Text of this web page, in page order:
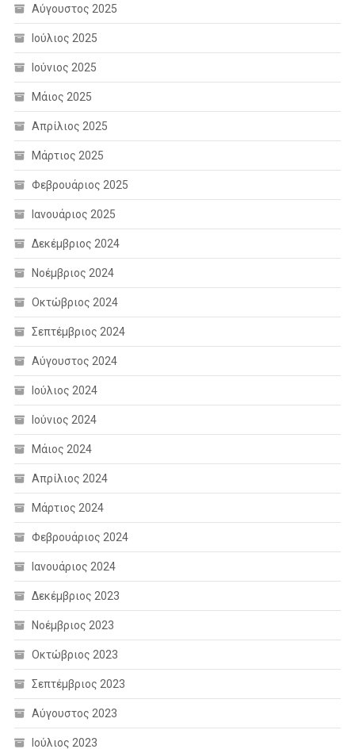
Αύγουστος 2025
Ιούλιος 2025
Ιούνιος 2025
Μάιος 2025
Απρίλιος 2025
Μάρτιος 2025
Φεβρουάριος 2025
Ιανουάριος 2025
Δεκέμβριος 2024
Νοέμβριος 2024
Οκτώβριος 2024
Σεπτέμβριος 2024
Αύγουστος 2024
Ιούλιος 2024
Ιούνιος 2024
Μάιος 2024
Απρίλιος 2024
Μάρτιος 2024
Φεβρουάριος 2024
Ιανουάριος 2024
Δεκέμβριος 2023
Νοέμβριος 2023
Οκτώβριος 2023
Σεπτέμβριος 2023
Αύγουστος 2023
Ιούλιος 2023